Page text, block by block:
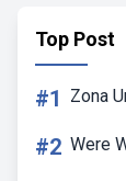
Top Post
#1 Zona
#2 Were